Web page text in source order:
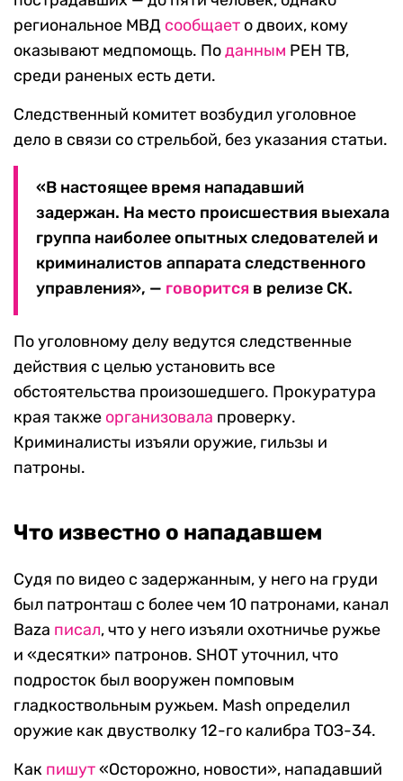
региональное МВД сообщает о двоих, кому
оказывают медпомощь. Поданным РЕН ТВ,
среди раненых есть дети.
Следственный комитет возбудил уголовное
дело в связи со стрельбой, без указания статьи.
«В настоящее время нападавший
задержан. На место происшествия выехала
группа наиболее опытных следователей и
криминалистов аппарата следственного
управления», — говорится в релизе СК.
По уголовному делу ведутся следственные
действия с целью установить все
обстоятельства произошедшего. Прокуратура
края также организовала проверку.
Криминалисты изъяли оружие, гильзы и
патроны.
Что известно о нападавшем
Судя по видео с задержанным, у него на груди
был патронташ с более чем 10 патронами, канал
Baza писал, что у него изъяли охотничье ружье
и «десятки» патронов. SHOT уточнил, что
подросток был вооружен помповым
гладкоствольным ружьем. Mash определил
оружие как двустволку 12-го калибра ТОЗ-34.
Как пишут«Осторожно, новости», нападавший